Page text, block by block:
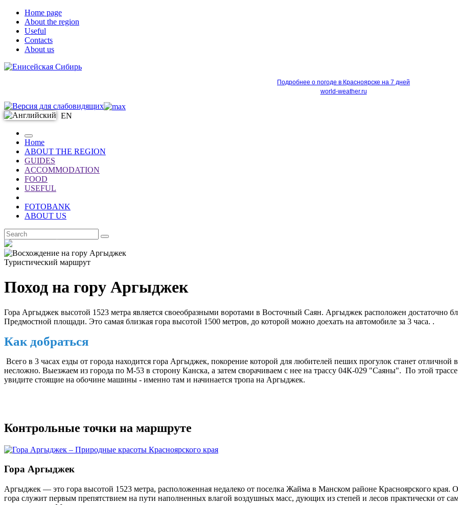
Home page
About the region
Useful
Contacts
About us
Подробнее о погоде в Красноярске на 7 дней
world-weather.ru
EN
Home
ABOUT THE REGION
GUIDES
ACCOMMODATION
FOOD
USEFUL
FOTOBANK
ABOUT US
Туристический маршрут
Поход на гору Аргыджек
Гора Аргыджек высотой 1523 метра является своеобразными воротами в Восточный Саян. Аргыджек расположен достаточно
Предмостной площади. Это самая близкая гора высотой 1500 метров, до которой можно доехать на автомобиле за 3 часа. .
Как добраться
Всего в 3 часах езды от города находится гора Аргыджек, покорение которой для любителей пеших прогулок станет
несложно. Выезжаем из города по М-53 в сторону Канска, а затем сворачиваем с нее на трассу 04К-029 "Саяны". По этой
увидите стоящие на обочине машины - именно там и начинается тропа на Аргыджек.
Контрольные точки на маршруте
Гора Аргыджек
Аргыджек — это гора высотой 1523 метра, расположенная недалеко от поселка Жайма в Манском районе Красноярского края.
гора служит первым препятствием на пути наполненных влагой воздушных масс, дующих из степей и лесов практически от